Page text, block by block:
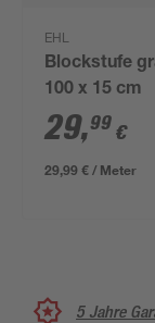
EHL
Blockstufe
100 x 15 cm
29,99 €
29,99 € / Meter
5 Jahre